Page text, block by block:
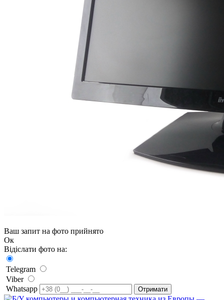
Ваш запит на фото прийнято
Ок
Відіслати фото на:
Telegram
Viber
Whatsapp